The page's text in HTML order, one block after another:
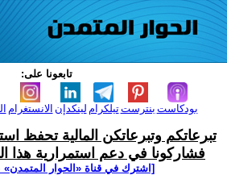
تابعونا على:
الانستغرام لينكدإن تيلكرامبنترست بودكاست
تبرعاتكم وتبرعاتكن المالية تحفظ
فشاركونا في دعم استمرارية هذا
[اشترك في قناة ‫«الحوار المتمدن»